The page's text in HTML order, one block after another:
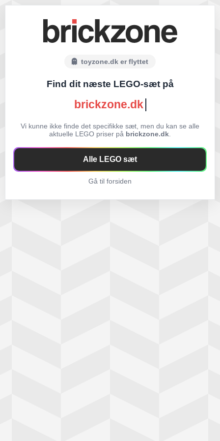
toyzone.dk er flyttet
Find dit næste LEGO-sæt på
brickzone.dk
Vi kunne ikke finde det specifikke sæt, men du kan se alle
aktuelle LEGO priser på brickzone.dk
Alle LEGO sæt
Gå til forsiden